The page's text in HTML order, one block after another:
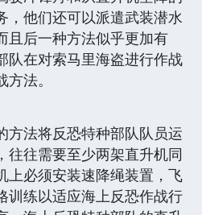
，他们还可以派遣武装潜水
且后一种方法似乎更加有
队在对索马里海盗进行作战
法。
方法将反恐特种部队队员运
往往需要至少两架直升机同
上必须安装速降绳装置，飞
训练以适应海上反恐作战行